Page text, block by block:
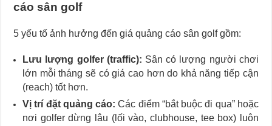
cáo sân golf
5 yếu tố ảnh hưởng đến giá quảng cáo sân golf gồm:
Lưu lượng golfer (traffic): Sân có lượng người chơi
lớn mỗi tháng sẽ có giá cao hơn do khả năng tiếp cận
(reach) tốt hơn.
Vị trí đặt quảng cáo: Các điểm “bắt buộc đi qua” hoặc
nơi golfer dừng lâu (lối vào, clubhouse, tee box) luôn